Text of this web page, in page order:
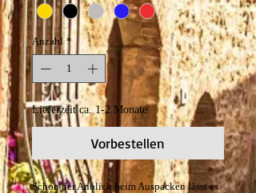
Anzahl *
Lieferzeit ca. 1-2 Monate
Vorbestellen
Schon der Anblick beim Auspacken lässt es